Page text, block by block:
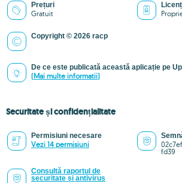
Prețuri
Gratuit
Copyright © 2026 racp
De ce este publicată această aplicație pe
(Mai multe informatii)
Securitate și confidențialitate
Permisiuni necesare
Vezi 14 permisiuni
fd39
Consultă raportul de
securitate și antivirus